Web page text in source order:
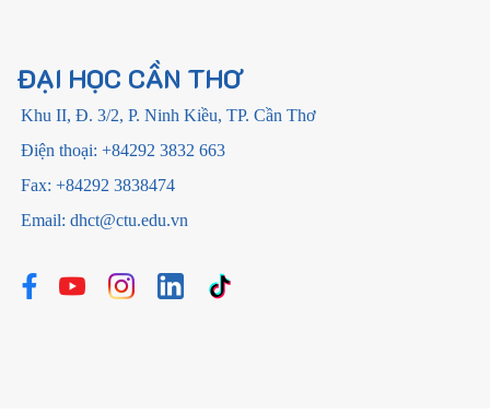
ĐẠI HỌC CẦN THƠ
Khu II, Đ. 3/2, P. Ninh Kiều, TP. Cần Thơ
Điện thoại: +84292 3832 663
Fax: +84292 3838474
Email: dhct@ctu.edu.vn